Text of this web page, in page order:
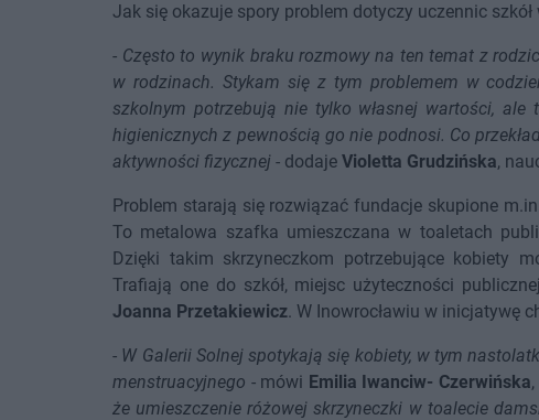
Jak się okazuje spory problem dotyczy uczennic
- Często to wynik braku rozmowy na ten temat z
w rodzinach. Stykam się z tym problemem w
szkolnym potrzebują nie tylko własnej wartości,
higienicznych z pewnością go nie podnosi. Co
aktywności fizycznej - dodaje Violetta Grudzińska,
Problem starają się rozwiązać fundacje skupione
To metalowa szafka umieszczana w toaletach
Dzięki takim skrzyneczkom potrzebujące kobiety
Trafiają one do szkół, miejsc użyteczności
Joanna Przetakiewicz. W Inowrocławiu w inicjatywę
- W Galerii Solnej spotykają się kobiety, w tym
menstruacyjnego - mówi Emilia Iwanciw- Czerwińska
że umieszczenie różowej skrzyneczki w toalecie